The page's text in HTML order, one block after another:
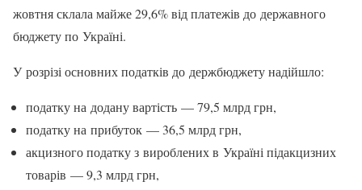
жовтня склала майже 29,6% від платежів до державного
бюджету по Україні.
У розрізі основних податків до держбюджету надійшло:
податку на додану вартість — 79,5 млрд грн,
податку на прибуток — 36,5 млрд грн,
акцизного податку з вироблених в Україні підакцизних
товарів — 9,3 млрд грн,